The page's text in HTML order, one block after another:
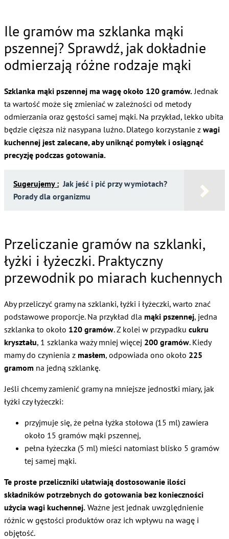
Ile gramów ma szklanka mąki
pszennej? Sprawdź, jak dokładnie
odmierzają różne rodzaje mąki
Szklanka mąki pszennej ma wagę około 120 gramów.Jednak
ta wartość może się zmieniać w zależności od metody
odmierzania oraz gęstości samej mąki. Na przykład, lekko ubita
będzie cięższa niż nasypana luźno. Dlatego korzystanie z wagi
kuchennej jest zalecane, aby uniknąć pomyłek i osiągnąć
precyzję podczas gotowania.
Sugerujemy : Jak jeść i pić przy wymiotach?
Porady dla organizmu
Przeliczanie gramów na szklanki,
łyżki i łyżeczki. Praktyczny
przewodnik po miarach kuchennych
Aby przeliczyć gramy na szklanki, łyżki i łyżeczki, warto znać
podstawowe proporcje. Na przykład dla mąki pszennej, jedna
szklanka to około 120 gramów. Z kolei w przypadku cukru
kryształu, 1 szklanka waży mniej więcej 200 gramów. Kiedy
mamy do czynienia z masłem, odpowiada ono około 225
gramom na jedną szklankę.
Jeśli chcemy zamienić gramy na mniejsze jednostki miary, jak
łyżki czy łyżeczki:
przyjmuje się, że pełna łyżka stołowa (15 ml) zawiera
około 15 gramów mąki pszennej,
pełna łyżeczka (5 ml) mieści natomiast blisko 5 gramów
tej samej mąki.
Te proste przeliczniki ułatwiają dostosowanie ilości
składników potrzebnych do gotowania bez konieczności
użycia wagi kuchennej. Ważne jest jednak uwzględnienie
różnic w gęstości produktów oraz ich wpływu na wagę i
objętość.